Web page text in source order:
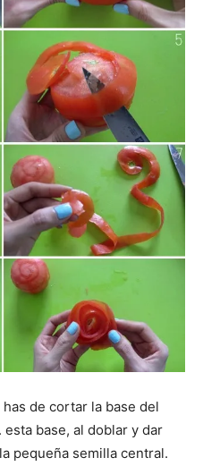
de cortar la base del
base, al doblar y dar
pequeña semilla central.